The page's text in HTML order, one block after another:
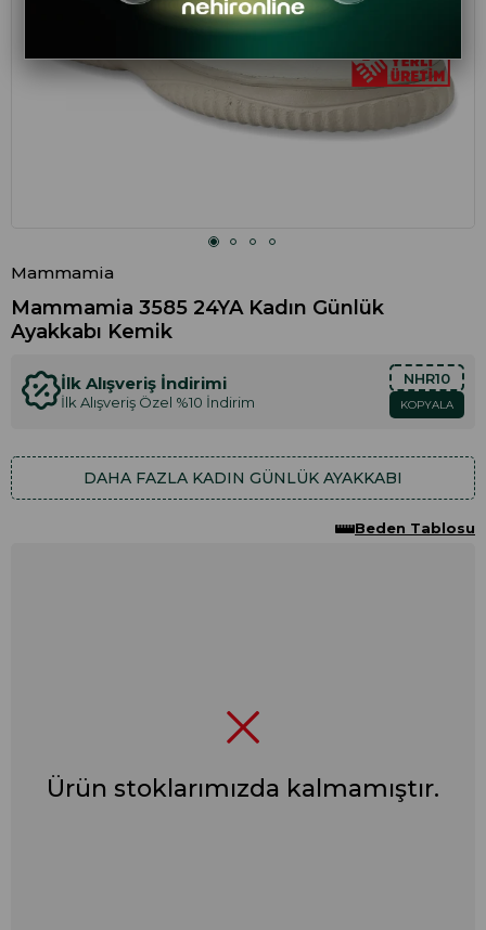
Mammamia
Mammamia 3585 24YA Kadın Günlük
Ayakkabı Kemik
İlk Alışveriş İndirimi
İlk Alışveriş Özel %10 İndirim
NHR10
KOPYALA
DAHA FAZLA KADIN GÜNLÜK AYAKKABI
Ürün stoklarımızda kalmamıştır.
Beden Tablosu